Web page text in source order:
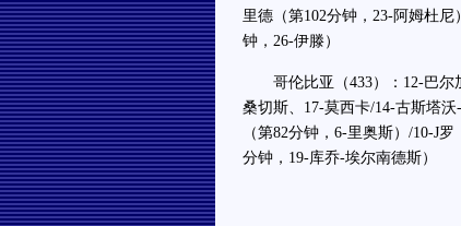
里德（第102分钟，23-阿姆杜
钟，26-伊滕）
哥伦比亚（433）：12-巴尔
桑切斯、17-莫西卡/14-古斯塔
（第82分钟，6-里奥斯）/10-J
分钟，19-库乔-埃尔南德斯）